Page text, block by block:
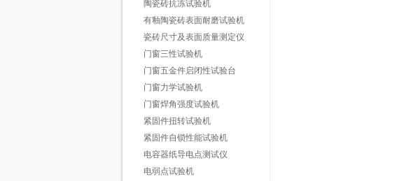
陶瓷砖抗冻试验机
有釉陶瓷砖表面耐磨试验机
瓷砖尺寸及表面质量测定仪
门窗三性试验机
门窗五金件启闭性试验台
门窗力学试验机
门窗焊角强度试验机
紧固件扭转试验机
紧固件自锁性能试验机
电容器纸导电点测试仪
电弱点试验机